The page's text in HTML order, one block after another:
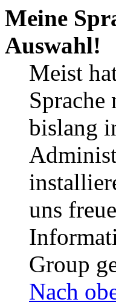
Meine
Auswahl!
Meist
bislang
uns
Group
Nach